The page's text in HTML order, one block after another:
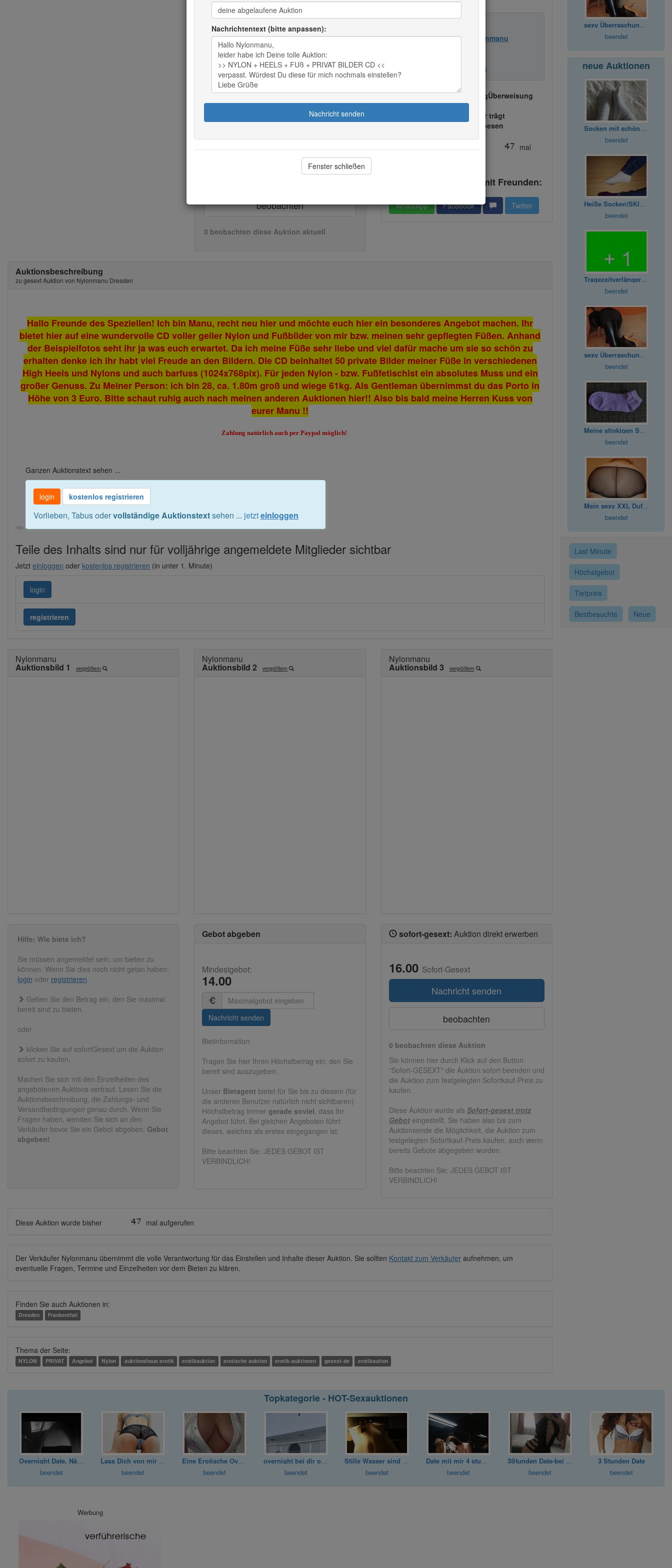
Nachrichtentext (bitte anpassen):
Nachricht senden
Fenster schließen
Aktuelles Gebot:
14.00 EUR0
Aktueller Höchstbieter:
(in
16.00
Nachricht senden
beobachten
0 beobachten diese Auktion aktuell
Alle Auktionen von
Nylonmanu
Auktion weiterempfehlen
Zahlung:Siehe BeschreibungÜberweisung
per Vorkasse
Käufer trägt
Reisekosten bzw. Versandspesen
mal
Teile Dieses Angebot mit Freunden:
WhatsApp Facebook Twitter
Auktionsbeschreibung
zu gesext Auktion von Nylonmanu Dresden
Hallo Freunde des Speziellen! Ich bin Manu, recht neu hier und möchte euch hier ein besonderes Angebot machen. Ihr
bietet hier auf eine wundervolle CD voller geiler Nylon und Fußbilder von mir bzw. meinen sehr gepflegten Füßen. Anhand
der Beispielfotos seht ihr ja was euch erwartet. Da ich meine Füße sehr liebe und viel dafür mache um sie so schön zu
erhalten denke ich ihr habt viel Freude an den Bildern. Die CD beinhaltet 50 private Bilder meiner Füße in verschiedenen
High Heels und Nylons und auch barfuss (1024x768pix). Für jeden Nylon - bzw. Fußfetischist ein absolutes Muss und ein
großer Genuss. Zu Meiner Person: ich bin 28, ca. 1.80m groß und wiege 61kg. Als Gentleman übernimmst du das Porto in
Höhe von 3 Euro. Bitte schaut ruhig auch nach meinen anderen Auktionen hier!! Also bis bald meine Herren Kuss von
eurer Manu !!
Zahlung natürlich auch per Paypal möglich!
Ganzen Auktionstext sehen ...
login kostenlos registrieren
Vorlieben, Tabus odervollständige Auktionstextsehen ... jetzteinloggen
Teile des Inhalts sind nur für volljährige angemeldete Mitglieder sichtbar
Jetzt einloggen oder kostenlos registrieren (in unter 1. Minute)
login
registrieren
Nylonmanu
Auktionsbild 1 vergrößern
Nylonmanu
Auktionsbild 2 vergrößern
Nylonmanu
Auktionsbild 3 vergrößern
Hilfe: Wie biete ich?
Sie müssen angemeldet sein, um bieten zu
können. Wenn Sie dies noch nicht getan haben:
login oder registrieren
Geben Sie den Betrag ein, den Sie maximal
bereit sind zu bieten.
oder
klicken Sie auf sofortGesext um die Auktion
sofort zu kaufen.
Machen Sie sich mit den Einzelheiten des
angebotenen Auktions vertraut. Lesen Sie die
Auktionsbeschreibung, die Zahlungs- und
Versandbedingungen genau durch. Wenn Sie
Fragen haben, wenden Sie sich an den
Verkäufer bevor Sie ein Gebot abgeben. Gebot
abgeben!
Gebot abgeben
Mindestgebot:
14.00
Summe
(in
Euro)
Nachricht senden
Bietinformation:
Tragen Sie hier Ihren Höchstbetrag ein, den Sie
bereit sind auszugeben.
Unser Bietagent bietet für Sie bis zu diesem (für
die anderen Benutzer natürlich nicht sichtbaren)
Höchstbetrag immergerade soviel , dass Ihr
Angebot führt. Bei gleichen Angeboten führt
dieses, welches als erstes eingegangen ist.
Bitte beachten Sie: JEDES GEBOT IST
VERBINDLICH!
sofort-gesext: Auktion direkt erwerben
16.00 Sofort-Gesext
Nachricht senden
beobachten
0 beobachten diese Auktion
Sie können hier durch Klick auf den Button
"Sofort-GESEXT" die Auktion sofort beenden und
die Auktion zum festgelegten Sofortkauf-Preis zu
kaufen.
Diese Auktion wurde als Sofort-gesext trotz
Geboteingestellt. Sie haben also bis zum
Auktionsende die Möglichkeit, die Auktion zum
festgelegten Sofortkauf-Preis kaufen, auch wenn
bereits Gebote abgegeben wurden.
Bitte beachten Sie: JEDES GEBOT IST
VERBINDLICH!
Diese Auktion wurde bisher mal aufgerufen
Der Verkäufer Nylonmanu übernimmt die volle Verantwortung für das Einstellen und Inhalte dieser Auktion. Sie sollten Kontakt zum Verkäufer aufnehmen, um
eventuelle Fragen, Termine und Einzelheiten vor dem Bieten zu klären.
Finden Sie auch Auktionen in:
Dresden Frankenthal
Thema der Seite:
NYLON PRIVAT Angebot Nylon auktionshaus erotik erotikauktion erotische auktion erotik-auktionen gesext-de erotikaution
sexy Überraschungspäckchen für dich
beendet
neue Auktionen
Socken mit schönem Duft
beendet
Heiße Socken!SKINNY & YOUNG Girl!
beendet
Tragezeitverlängerung für Sachen
beendet
sexy Überraschungspäckchen für dich
beendet
Meine stinkigen Söckchen für Dich
beendet
Mein sexy XXL Duft-Slipeinlage für Dich
beendet
Last Minute
Höchstgebot
Tiefpreis
Bestbesuchte Neue
Topkategorie - HOT-Sexauktionen
Overnight Date, Nähe Ma, Lu, privat
beendet
Lass Dich von mir verwöhnen..
beendet
Eine Erotische Overnight Nacht.
beendet
overnight bei dir oder Hotel
beendet
Stille Wasser sind tief...
beendet
Date mit mir 4 stunde
beendet
3Stunden Date-bei mir,diskret+privat
beendet
3 Stunden Date
beendet
Werbung